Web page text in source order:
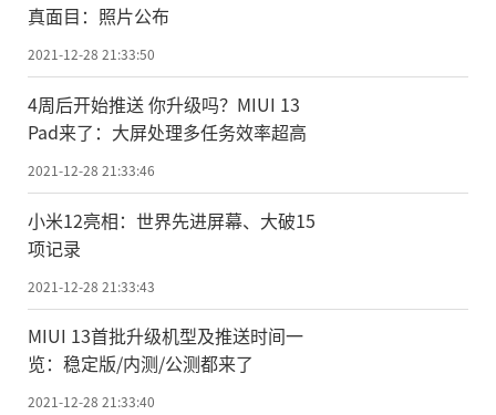
真面目：照片公布
2021-12-28 21:33:50
4周后开始推送 你升级吗？MIUI 13
Pad来了：大屏处理多任务效率超高
2021-12-28 21:33:46
小米12亮相：世界先进屏幕、大破15
项记录
2021-12-28 21:33:43
MIUI 13首批升级机型及推送时间一
览：稳定版/内测/公测都来了
2021-12-28 21:33:40